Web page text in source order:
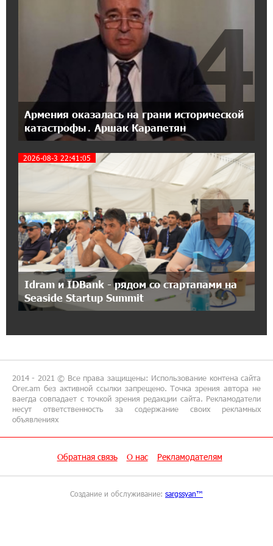
IDBank
17:07:36 11-07-2026
Пашинян замотивирован уничтожить
Армению․ Аршак Карапетян
14:27:40 11-07-2026
«Мой лес Армения» — бенефициар
инициативы «Сила одного драма» в июле
12:56:04 11-07-2026
Станьте акционером Юнибанка и
воспользуйтесь выгодным инвестиционным
21:45:09 9-07-2026
IDBank предупреждает о мошеннических
звонках от имени пенсионных фондов
15:50:50 9-07-2026
Небольшой французский уголок в Раздане
Предателя Пашиняна нужно скинуть с трона.
18:38:14 8-07-2026
Глава МИД Иордании: Подписание мирного
соглашения между Арменией и
Армения оказалась на грани исторической
катастрофы․ Аршак Карапетян
4
2026-08-3 22:41:05
Idram и IDBank - рядом со стартапами на
Seaside Startup Summit
5
2014 - 2021 © Все права защищены: Использование контена сайта
Orer.am без активной ссылки запрещено. Точка зрения автора не
ваегда совпадает с точкой зрения редакции сайта. Рекламодатели
несут ответственность за содержание своих рекламных
объявлениях
Обратная связь О нас Рекламодателям
Создание и обслуживание: sargssyan™